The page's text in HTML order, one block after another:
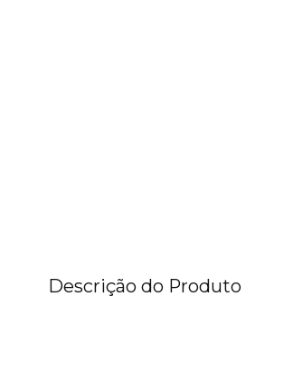
Descrição do Produto